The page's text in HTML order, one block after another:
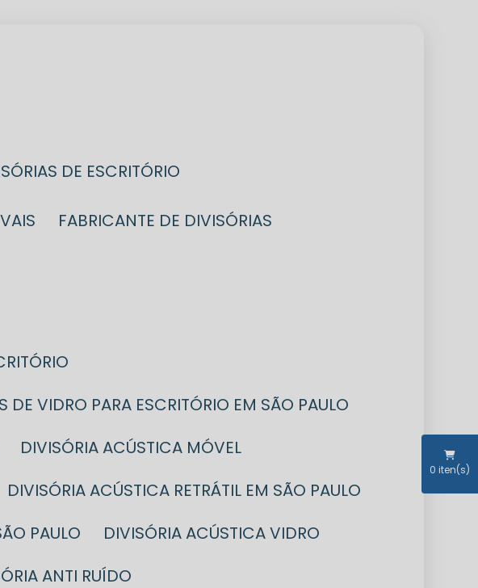
DE ESCRITÓRIO
FABRICANTE DE DIVISÓRIAS
DE VIDRO PARA ESCRITÓRIO EM SÃO PAULO
DIVISÓRIA ACÚSTICA MÓVEL
DIVISÓRIA ACÚSTICA RETRÁTIL EM SÃO PAULO
PAULO
DIVISÓRIA ACÚSTICA VIDRO
ANTI RUÍDO
0 iten(s)